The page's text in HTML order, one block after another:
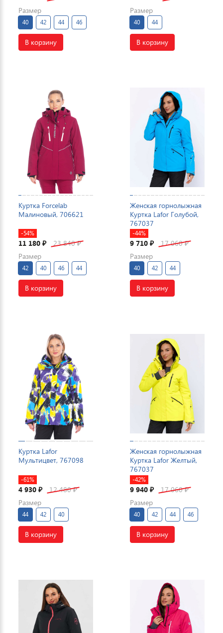
Размер
40 42 44 46
В корзину
Размер
40 44
В корзину
Куртка Forcelab
Малиновый, 706621
-54%
11 180 ₽ 23 840₽
Размер
42 40 46 44
В корзину
Женская горнолыжная
Куртка Lafor Голубой,
767037
-44%
9 710 ₽ 17 060₽
Размер
40 42 44
В корзину
Куртка Lafor
Мультицвет, 767098
-61%
4 930 ₽ 12 480₽
Размер
44 42 40
В корзину
Женская горнолыжная
Куртка Lafor Желтый,
767037
-42%
9 940 ₽ 17 060₽
Размер
40 42 44 46
В корзину